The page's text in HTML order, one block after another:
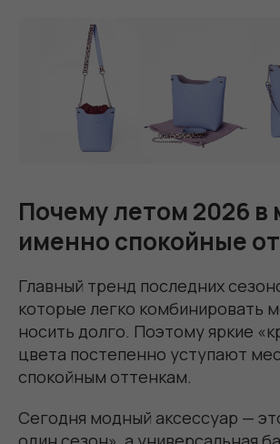
Почему летом 2026 в
именно спокойные
Главный тренд последних
которые легко комбинировать
носить долго. Поэтому яркие
цвета постепенно уступают
спокойным оттенкам.
Сегодня модный аксессуар —